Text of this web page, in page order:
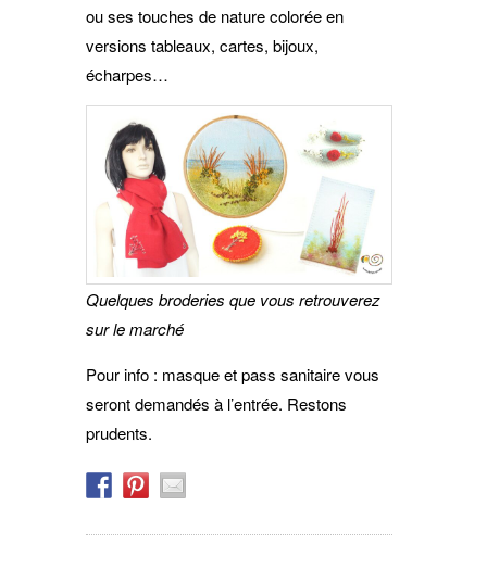
ou ses touches de nature colorée en
versions tableaux, cartes, bijoux,
écharpes…
Quelques broderies que vous retrouverez
sur le marché
Pour info : masque et pass sanitaire vous
seront demandés à l’entrée. Restons
prudents.